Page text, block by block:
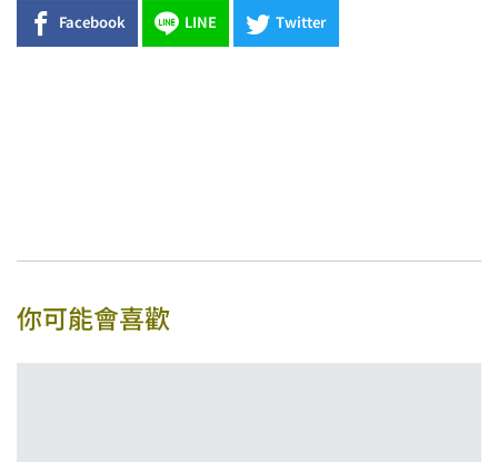
Facebook LINE Twitter
你可能會喜歡